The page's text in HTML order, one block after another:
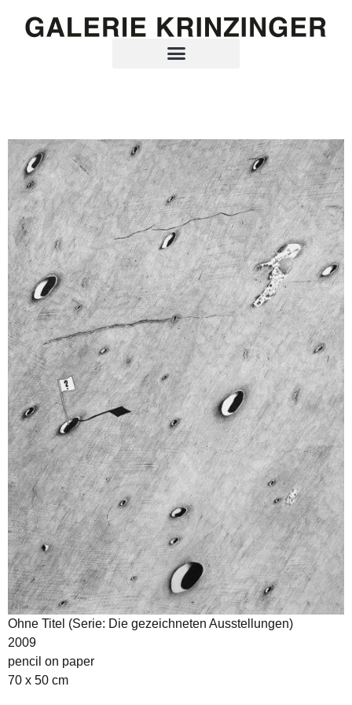
Ohne Titel (Serie: Die gezeichneten Ausstellungen)
2009
pencil on paper
70 x 50 cm